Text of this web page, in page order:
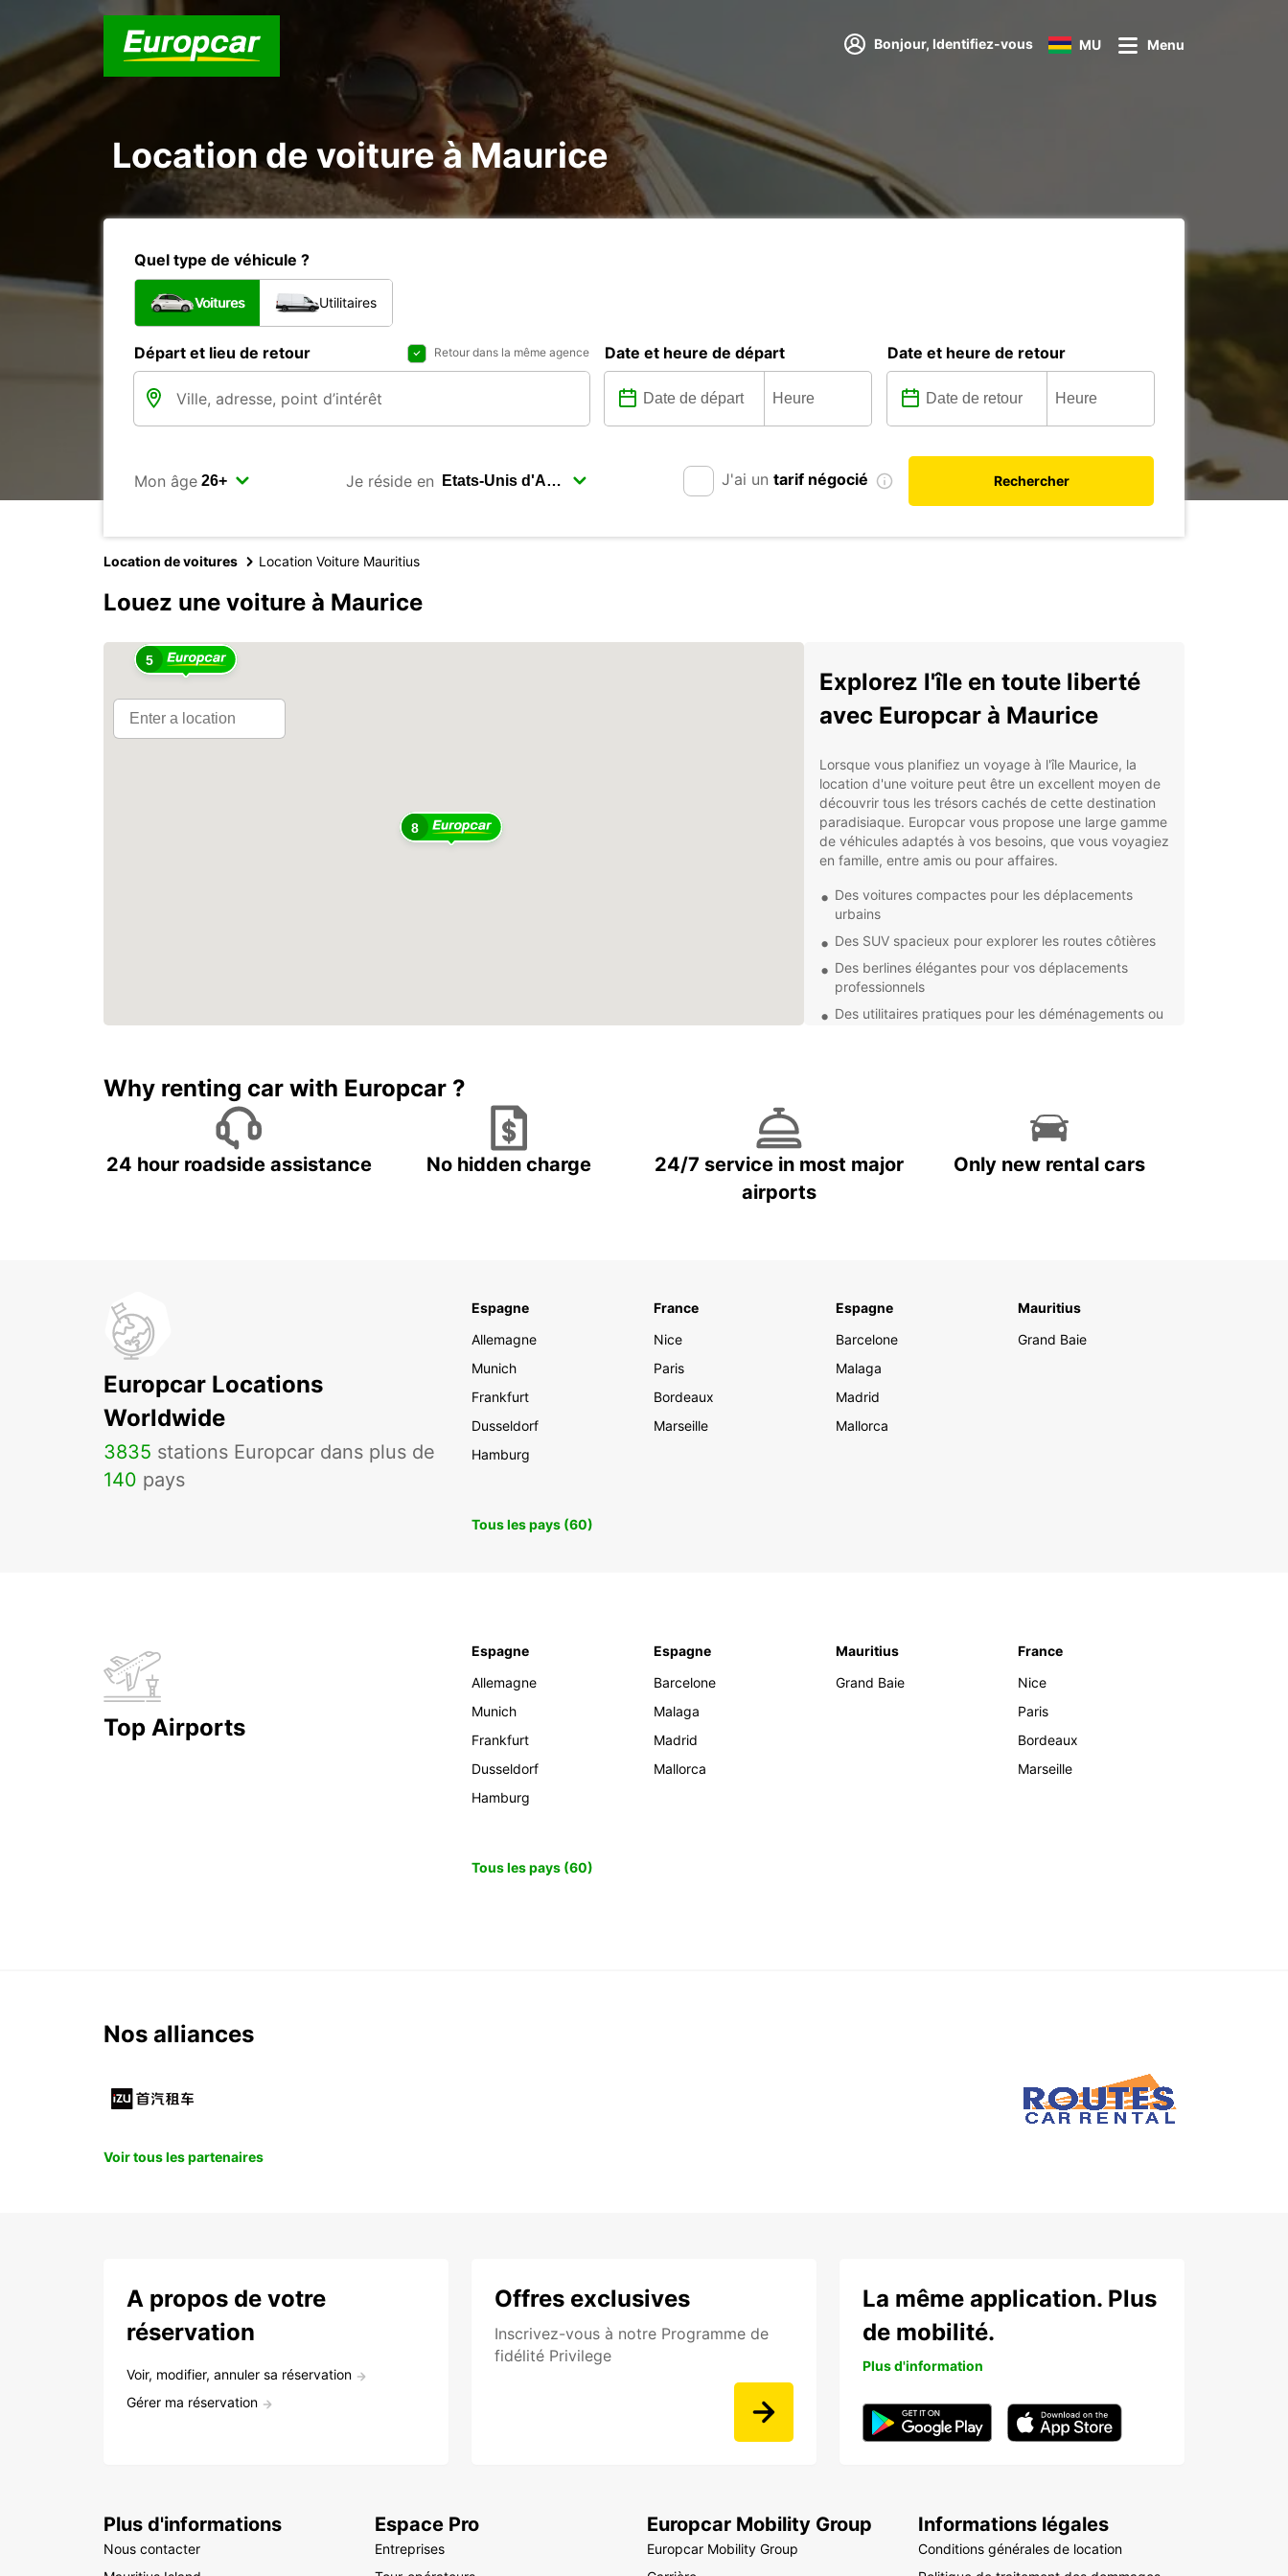
Bonjour, Identifiez-vous MU Menu
Location de voiture à Maurice
Quel type de véhicule ?
Voitures Utilitaires
Départ et lieu de retour Retour dans la même agence Date et heure de départ Date et heure de retour
Mon âge Je réside en J'ai un tarif négocié Rechercher
Location de voitures Location Voiture Mauritius
Louez une voiture à Maurice
8
5
Explorez l'île en toute liberté
avec Europcar à Maurice
Lorsque vous planifiez un voyage à l'île Maurice, la
location d'une voiture peut être un excellent moyen de
découvrir tous les trésors cachés de cette destination
paradisiaque. Europcar vous propose une large gamme
de véhicules adaptés à vos besoins, que vous voyagiez
en famille, entre amis ou pour affaires.
Des voitures compactes pour les déplacements
urbains
Des SUV spacieux pour explorer les routes côtières
Des berlines élégantes pour vos déplacements
professionnels
Des utilitaires pratiques pour les déménagements ou
vous aider à choisir le véhicule adapté à votre itinéraire
En louant une voiture avec Europcar, vous bénéficiez
animées de l'île Maurice, Europcar vous accompagne
tout au long de votre périple. Profitez de la liberté et de
la flexibilité qu'offre la location d'un véhicule et vivez
Why renting car with Europcar ?
24 hour roadside assistance No hidden charge
24/7 service in most major
airports
Only new rental cars
Europcar Locations
Worldwide
3835 stations Europcar dans plus de
140 pays
Espagne
Allemagne
Munich
Frankfurt
Dusseldorf
Hamburg
France
Nice
Paris
Bordeaux
Marseille
Espagne
Barcelone
Malaga
Madrid
Mallorca
Mauritius
Grand Baie
Tous les pays (60)
Top Airports
Espagne
Allemagne
Munich
Frankfurt
Dusseldorf
Hamburg
Espagne
Barcelone
Malaga
Madrid
Mallorca
Mauritius
Grand Baie
France
Nice
Paris
Bordeaux
Marseille
Tous les pays (60)
Nos alliances
Voir tous les partenaires
A propos de votre
réservation
Voir, modifier, annuler sa réservation
Gérer ma réservation
Offres exclusives
Inscrivez-vous à notre Programme de
fidélité Privilege
La même application. Plus
de mobilité.
Plus d'information
Plus d'informations
Nous contacter
Espace Pro
Entreprises
Europcar Mobility Group
Europcar Mobility Group
Informations légales
Conditions générales de location